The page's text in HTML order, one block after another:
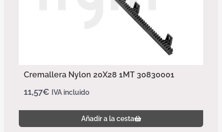
Cremallera Nylon 20X28 1MT 30830001
11,57€ IVA incluido
Añadir a la cesta